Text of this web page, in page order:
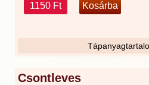
1150 Ft
Csontleves